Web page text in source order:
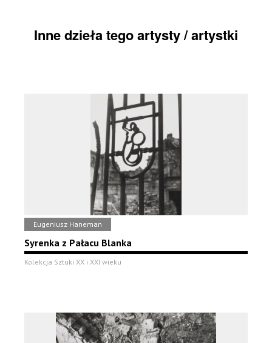
Inne dzieła tego artysty / artystki
Eugeniusz Haneman
Syrenka z Pałacu Blanka
Kolekcja Sztuki XX i XXI wieku